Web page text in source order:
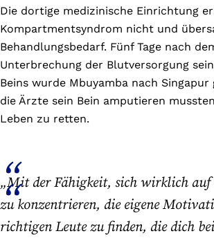
Die dortige medizinische Einrichtung
Kompartmentsyndrom nicht und
Behandlungsbedarf. Fünf Tage nach
Unterbrechung der Blutversorgung
Beins wurde Mbuyamba nach
die Ärzte sein Bein amputieren
Leben zu retten.
„Mit der Fähigkeit, sich wirklich auf
zu konzentrieren, die eigene
richtigen Leute zu finden, die dich